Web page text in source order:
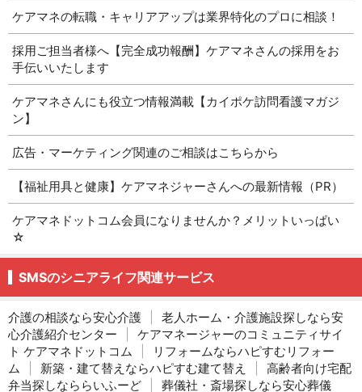
ケアマネの転職・キャリアアップは業界特化のプロに相談！
採用ご担当者様へ【完全成功報酬】ケアマネさんの採用をお
手伝いいたします
ケアマネさんにも役立つ情報満載【カイポケ訪問看護マガジ
ン】
広告・マーケティング関連のご相談はこちらから
【福祉用具と健康】ケアマネジャーさんへの最新情報（PR）
ケアマネドットコム会員になりませんか？メリットいっぱい
☆
SMSのシニアライフ関連サービス
介護の相談なら安心介護
老人ホーム・介護施設探しなら安
心介護紹介センター
ケアマネージャーのコミュニティサイ
ト ケアマネドットコム
リフォームならハピすむリフォー
ム
新築・建て替えならハピすむ建て替え
高齢者向け宅配
弁当探しなららいふーど
葬儀社・斎場探しなら安心葬儀